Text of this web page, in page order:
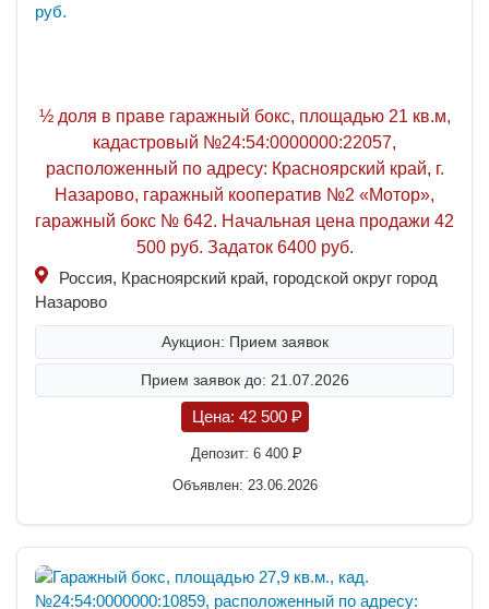
½ доля в праве гаражный бокс, площадью 21 кв.м,
кадастровый №24:54:0000000:22057,
расположенный по адресу: Красноярский край, г.
Назарово, гаражный кооператив №2 «Мотор»,
гаражный бокс № 642. Начальная цена продажи 42
500 руб. Задаток 6400 руб.
Россия, Красноярский край, городской округ город
Назарово
Аукцион: Прием заявок
Прием заявок до: 21.07.2026
Цена: 42 500 P
Депозит: 6 400 P
Объявлен: 23.06.2026